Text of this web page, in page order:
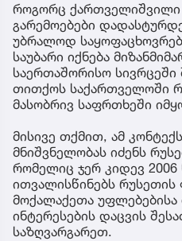
როგორც ქართველიშვილი
გარემოებები
უბრალოდ
საუბარი იქნება
საერთაშორისო სივრცეში
თითქოს საქართველოში
მასობრივ საფრთხეში
მისივე თქმით, ამ
მნიშვნელობას იძენს
რომელიც ჯერ კიდევ
ითვალისწინებს რუსეთის
მოქალაქეთა უფლებებისა
ინტერესების დაცვის
საზღვარგარეთ.